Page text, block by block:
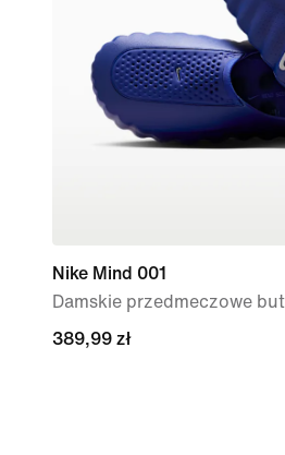
Nike Mind 001
Damskie przedmeczowe
389,99 zł
389,99 zł